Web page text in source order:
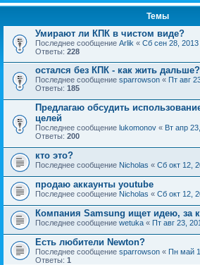
Темы
Умирают ли КПК в чистом виде?
Последнее сообщение Arlik « Сб сен 28, 2013
Ответы: 228
остался без КПК - как жить дальше?
Последнее сообщение sparrowson « Пт авг
Ответы: 185
Предлагаю обсудить
целей
Последнее сообщение lukomonov « Вт апр
Ответы: 200
кто это?
Последнее сообщение Nicholas « Сб окт 12,
продаю аккаунты youtube
Последнее сообщение Nicholas « Сб окт 12,
Компания Samsung ищет идею, за
Последнее сообщение wetuka « Пт авг 23,
Есть любители Newton?
Последнее сообщение sparrowson « Пн май
Ответы: 1